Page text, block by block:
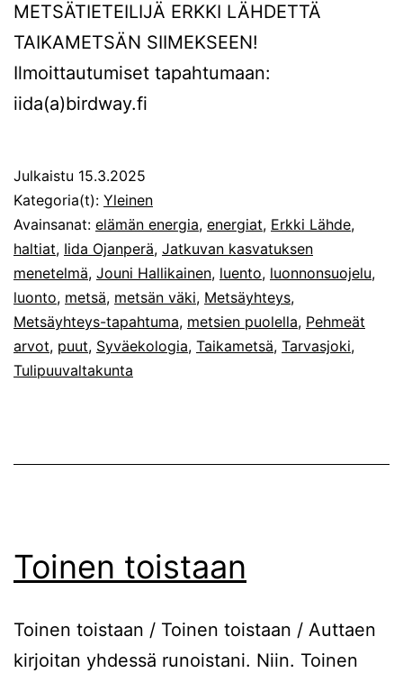
METSÄTIETEILIJÄ ERKKI LÄHDETTÄ
TAIKAMETSÄN SIIMEKSEEN!
Ilmoittautumiset tapahtumaan:
iida(a)birdway.fi
Julkaistu 15.3.2025
Kategoria(t): Yleinen
Avainsanat: elämän energia, energiat, Erkki Lähde,
haltiat, Iida Ojanperä, Jatkuvan kasvatuksen
menetelmä, Jouni Hallikainen, luento, luonnonsuojelu,
luonto, metsä, metsän väki, Metsäyhteys,
Metsäyhteys-tapahtuma, metsien puolella, Pehmeät
arvot, puut, Syväekologia, Taikametsä, Tarvasjoki,
Tulipuuvaltakunta
Toinen toistaan
Toinen toistaan / Toinen toistaan / Auttaen
kirjoitan yhdessä runoistani. Niin. Toinen